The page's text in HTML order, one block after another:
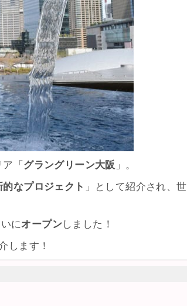
「 グラングリーン大阪 」。
なプロジェクト 」として紹介され、世
にオープンしました！
します！